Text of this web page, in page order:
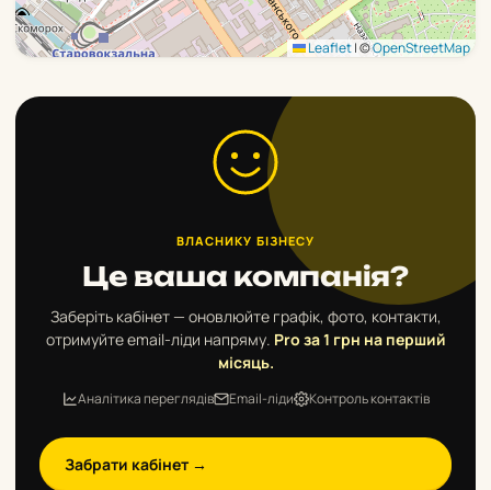
Leaflet|©OpenStreetMap
ВЛАСНИКУ БІЗНЕСУ
Це ваша компанія?
Заберіть кабінет — оновлюйте графік, фото, контакти,
отримуйте email-ліди напряму. Pro за 1 грн на перший
місяць.
Аналітика переглядів Email-ліди Контроль контактів
Забрати кабінет →